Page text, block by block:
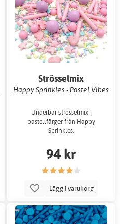
Strösselmix
Happy Sprinkles - Pastel Vibes
Underbar strösselmix i
pastellfärger från Happy
Sprinkles.
94 kr
Lägg i varukorg